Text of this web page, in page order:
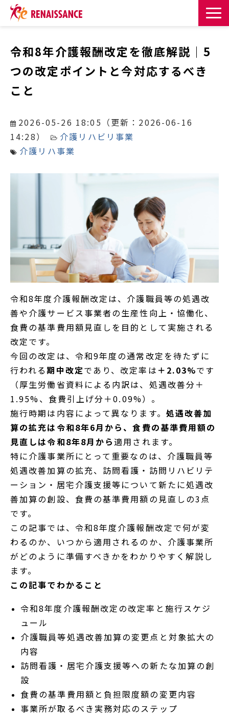
課題・目的からサービスを探す
導入事例
お知らせ
お役立ち記事一覧
令和8年介護報酬改定を徹底解説｜5
つの改定ポイントと今対応するべき
こと
2026-05-26 18:05 （更新： 2026-06-16
14:28）
介護リハビリ事業
介護リハ事業
令和8年度介護報酬改定は、介護職員等の処遇改
善や介護サービス事業者の生産性向上・協働化、
食費の基準費用額見直しを目的として実施される
改定です。
今回の改定は、令和9年度の通常改定を待たずに
行われる期中改定であり、改定率は ＋2.03%です
（厚生労働省資料による内訳は、処遇改善分＋
1.95%、食費引上げ分＋0.09%）。
施行時期は内容によって異なります。 処遇改善加
算の拡充は令和8年6月から、食費の基準費用額の
見直しは令和8年8月から適用されます。
特に介護事業所にとって重要なのは、介護職員等
処遇改善加算の拡充、訪問看護・訪問リハビリテ
ーション・居宅介護支援等について新たに処遇改
善加算の創設、食費の基準費用額の見直しの3点
です。
この記事では、令和8年度介護報酬改定で何が変
わるのか、いつから適用されるのか、介護事業所
がどのように準備すべきかをわかりやすく解説し
ます。
この記事でわかること
令和8年度介護報酬改定の改定率と施行スケジ
ュール
介護職員等処遇改善加算の変更点と対象拡大の
内容
訪問看護・居宅介護支援等への新たな加算の創
設
食費の基準費用額と負担限度額の変更内容
事業所が取るべき実務対応のステップ